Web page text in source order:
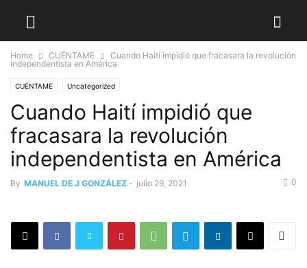
Home CUÉNTAME
Cuando Haití impidió que fracasara la revolución
independentista en América
CUÉNTAME Uncategorized
Cuando Haití impidió que
fracasara la revolución
independentista en América
By MANUEL DE J GONZÁLEZ - julio 29, 2021 0